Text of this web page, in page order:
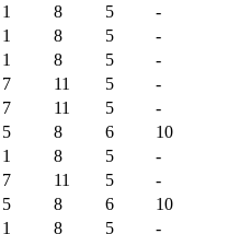
1 8 5
-
1 8 5
-
1 8 5
-
7 11 5
-
7 11 5
-
5 8 6
10
1 8 5
-
7 11 5
-
5 8 6
10
1 8 5
-